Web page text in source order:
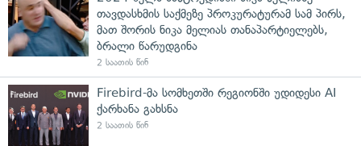
თავდასხმის საქმეზე პროკურატურამ სამ პირს,
მათ შორის ნიკა მელიას თანაპარტიელებს,
ბრალი წარუდგინა
2 საათის წინ
Firebird-მა სომხეთში რეგიონში უდიდესი AI
ქარხანა გახსნა
2 საათის წინ